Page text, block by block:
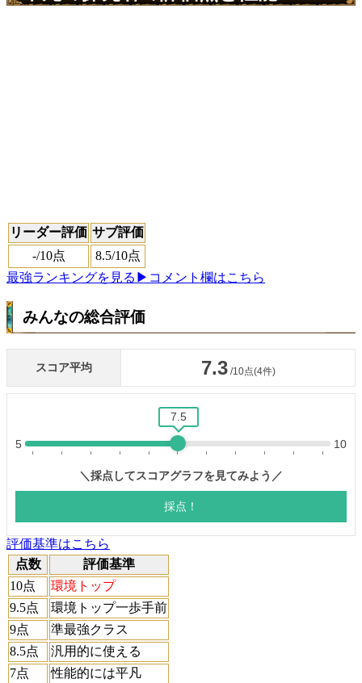
リーダー評価 サブ評価
-/10点 8.5/10点
最強ランキングを見る ▶コメント欄はこちら
みんなの総合評価
評価基準はこちら
点数
評価基準
10点
環境トップ
9.5点
環境トップ一歩手前
9点
準最強クラス
8.5点
汎用的に使える
7点
性能的には平凡